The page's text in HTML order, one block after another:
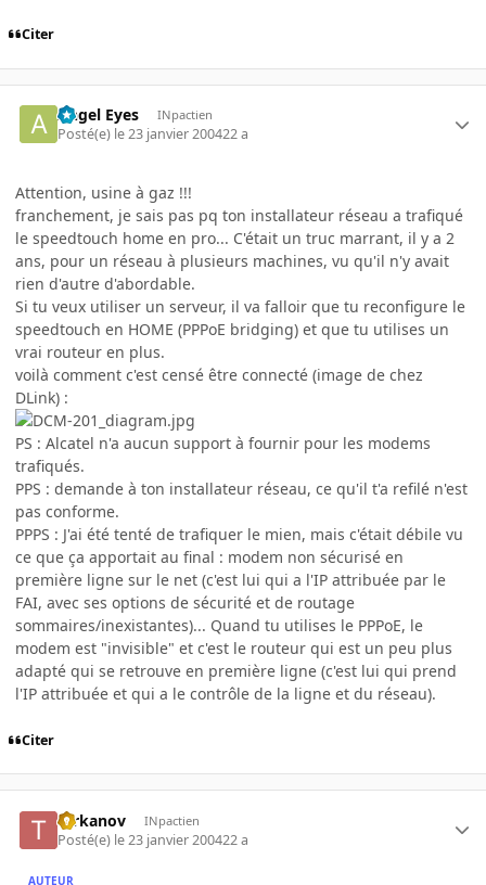
Citer
Angel Eyes INpactien
Posté(e) le 23 janvier 200422 a
Attention, usine à gaz !!!
franchement, je sais pas pq ton installateur réseau a trafiqué
le speedtouch home en pro... C'était un truc marrant, il y a 2
ans, pour un réseau à plusieurs machines, vu qu'il n'y avait
rien d'autre d'abordable.
Si tu veux utiliser un serveur, il va falloir que tu reconfigure le
speedtouch en HOME (PPPoE bridging) et que tu utilises un
vrai routeur en plus.
voilà comment c'est censé être connecté (image de chez
DLink) :
PS : Alcatel n'a aucun support à fournir pour les modems
trafiqués.
PPS : demande à ton installateur réseau, ce qu'il t'a refilé n'est
pas conforme.
PPPS : J'ai été tenté de trafiquer le mien, mais c'était débile vu
ce que ça apportait au final : modem non sécurisé en
première ligne sur le net (c'est lui qui a l'IP attribuée par le
FAI, avec ses options de sécurité et de routage
sommaires/inexistantes)... Quand tu utilises le PPPoE, le
modem est "invisible" et c'est le routeur qui est un peu plus
adapté qui se retrouve en première ligne (c'est lui qui prend
l'IP attribuée et qui a le contrôle de la ligne et du réseau).
Citer
tarkanov INpactien
Posté(e) le 23 janvier 200422 a
AUTEUR